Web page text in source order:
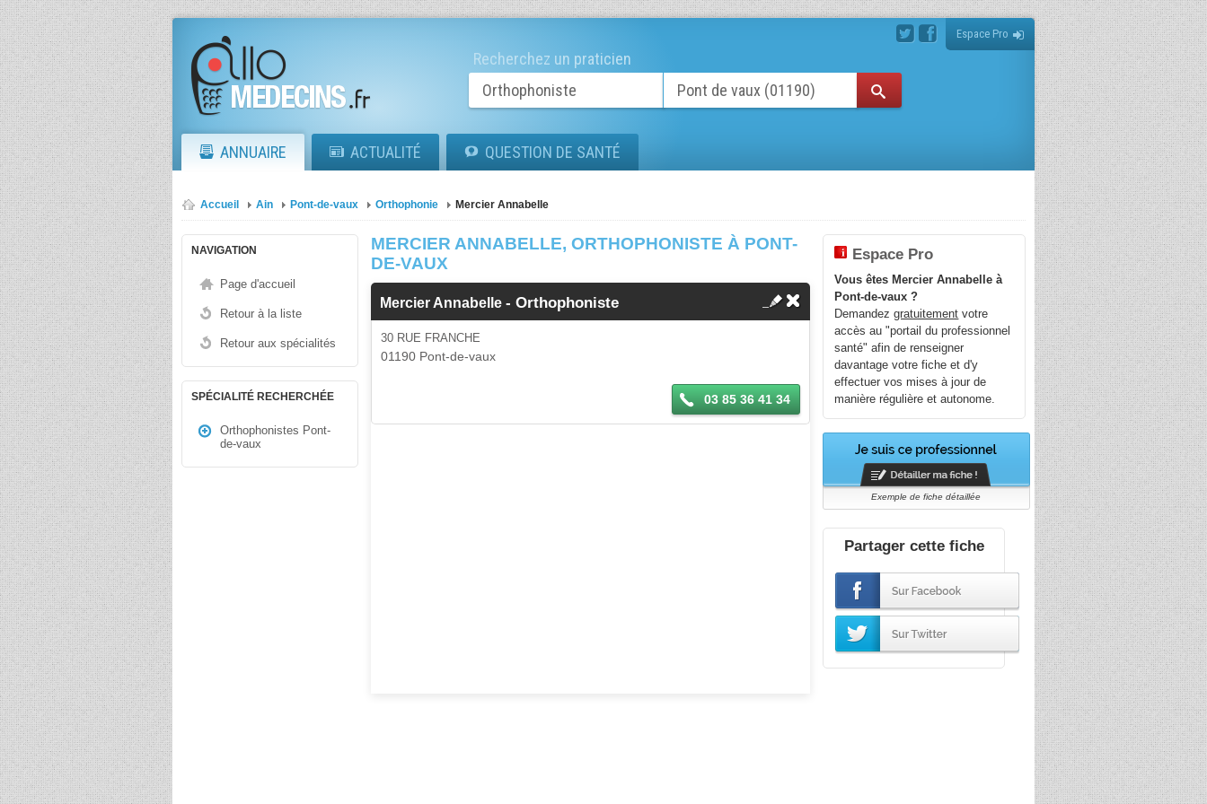
Espace Pro
Recherchez un praticien
ANNUAIRE ACTUALITÉ QUESTION DE SANTÉ
Accueil Ain Pont-de-vaux Orthophonie Mercier Annabelle
NAVIGATION
Page d'accueil
Retour à la liste
Retour aux spécialités
SPÉCIALITÉ RECHERCHÉE
Orthophonistes Pont-
de-vaux
MERCIER ANNABELLE, ORTHOPHONISTE À PONT-
DE-VAUX
Mercier Annabelle-Orthophoniste
30 RUE FRANCHE
01190 Pont-de-vaux
03 85 36 41 34
Espace Pro
Vous êtes Mercier Annabelle à
Pont-de-vaux ?
Demandezgratuitement votre
accès au "portail du professionnel
santé" afin de renseigner
davantage votre fiche et d'y
effectuer vos mises à jour de
manière régulière et autonome.
Exemple de fiche détaillée
Partager cette fiche